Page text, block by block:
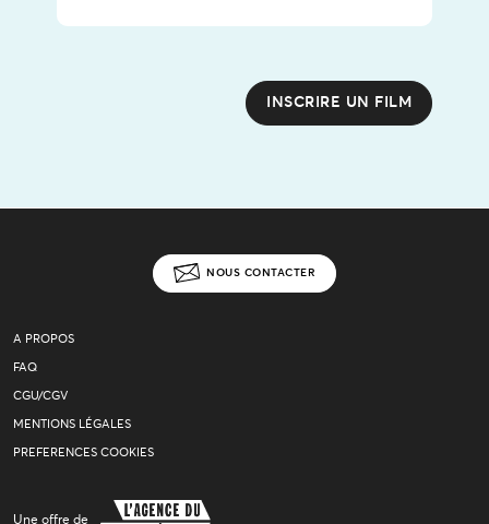
INSCRIRE UN FILM
NOUS CONTACTER
A PROPOS
FAQ
CGU/CGV
MENTIONS LÉGALES
PREFERENCES COOKIES
Une offre de